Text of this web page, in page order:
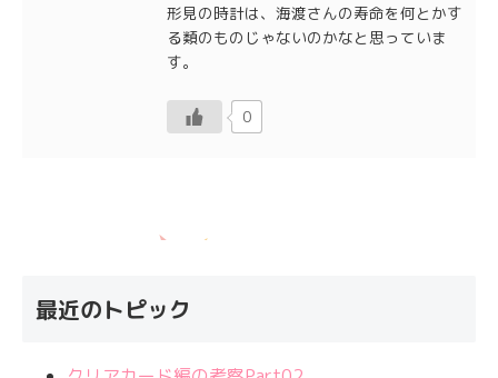
形見の時計は、海渡さんの寿命を何とかす
る類のものじゃないのかなと思っていま
す。
0
最近のトピック